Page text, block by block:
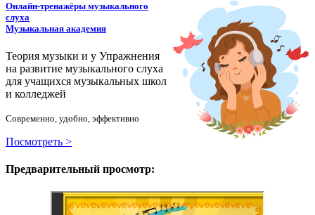
Онлайн-тренажёры музыкального
слуха
Музыкальная академия
Теория музыки и у Упражнения
на развитие музыкального слуха
для учащихся музыкальных школ
и колледжей
Современно, удобно, эффективно
Посмотреть >
Предварительный просмотр: